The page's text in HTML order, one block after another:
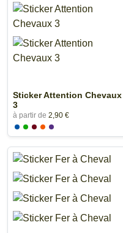
Sticker Attention Chevaux
3
à partir de 2,90 €